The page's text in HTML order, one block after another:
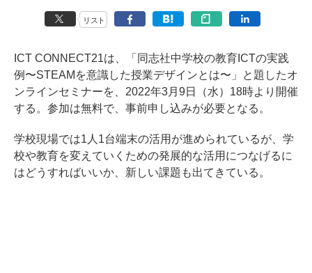
リスト
ICT CONNECT21は、「同志社中学校の教育ICTの実践
例〜STEAMを意識した授業デザインとは〜」と題したオ
ンラインセミナーを、2022年3月9日（水）18時より開催
する。参加は無料で、事前申し込みが必要となる。
学校現場では1人1台端末の活用が進められているが、学
校や教育を変えていくための発展的な活用につなげるに
はどうすればいいか、新しい課題も出てきている。